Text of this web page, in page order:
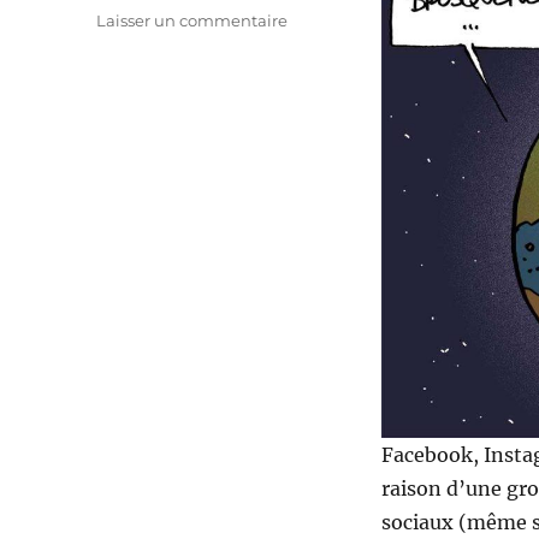
Facebook,
raison d’une
sociaux (même
Laisser un commentairesur